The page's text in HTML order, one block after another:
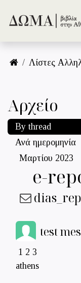
Λίστες
Αρχείο
By thread
Ανά ημερομηνία
Μαρτίου 2023
e-
test
1 2 3
athens